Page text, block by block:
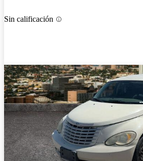
Sin calificación